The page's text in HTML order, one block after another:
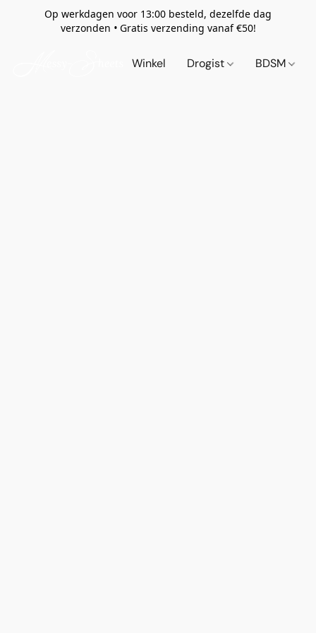
Op werkdagen voor 13:00 besteld, dezelfde dag
verzonden • Gratis verzending vanaf €50!
Winkel Drogist BDSM